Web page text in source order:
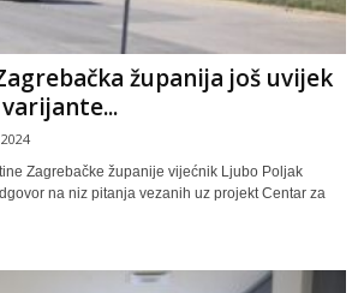
županija još uvijek
Zagrebačke županije vijećnik Ljubo Poljak
na niz pitanja vezanih uz projekt Centar za